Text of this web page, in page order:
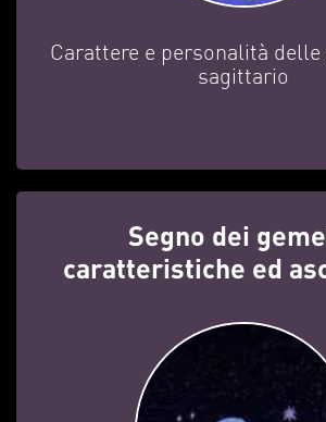
Carattere e personalità
sagittario
Segno dei
caratteristiche ed